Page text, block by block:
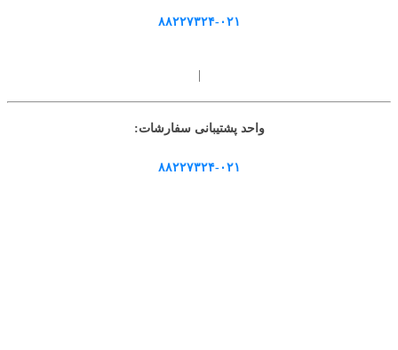
۸۸۲۲۷۳۲۴-۰۲۱
واحد پشتیبانی سفارشات:
۸۸۲۲۷۳۲۴-۰۲۱